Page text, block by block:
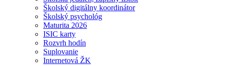
Školský digitálny koordinátor
Školský psychológ
Maturita 2026
ISIC karty
Rozvrh hodín
Suplovanie
Internetová ŽK